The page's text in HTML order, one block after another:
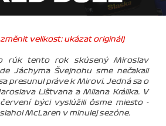
velikost: ukázat originál)
rúk tento rok skúsený Miroslav
Jáchyma Švejnohu sme nečakali
presunul práve k Mirovi. Jedná sa o
Lištvana a Milana Králika. V
býci vyslúžili ôsme miesto -
McLaren v minulej sezóne.